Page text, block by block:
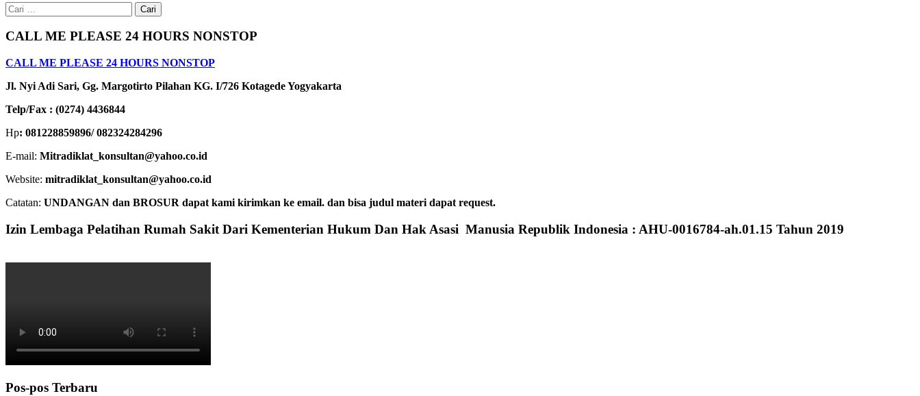
Cari
untuk:
CALL ME PLEASE 24 HOURS NONSTOP
CALL ME PLEASE 24 HOURS NONSTOP
Jl. Nyi Adi Sari, Gg. Margotirto Pilahan KG. I/726 Kotagede Yogyakarta
Telp/Fax : (0274) 4436844
Hp: 081228859896/ 082324284296
E-mail: Mitradiklat_konsultan@yahoo.co.id
Website: mitradiklat_konsultan@yahoo.co.id
Catatan: UNDANGAN dan BROSUR dapat kami kirimkan ke email. dan bisa judul materi dapat request.
Izin Lembaga Pelatihan Rumah Sakit Dari Kementerian Hukum Dan Hak Asasi Manusia Republik Indonesia : AHU-0016784-ah.01.15 Tahun 2019
Pos-pos Terbaru